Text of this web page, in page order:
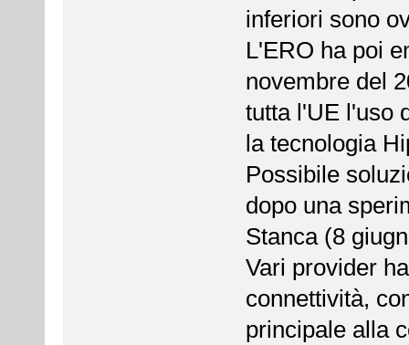
inferiori sono
L'ERO ha poi
novembre del
tutta l'UE l'uso
la tecnologia
Possibile
dopo una
Stanca (8
Vari provider
connettività,
principale alla